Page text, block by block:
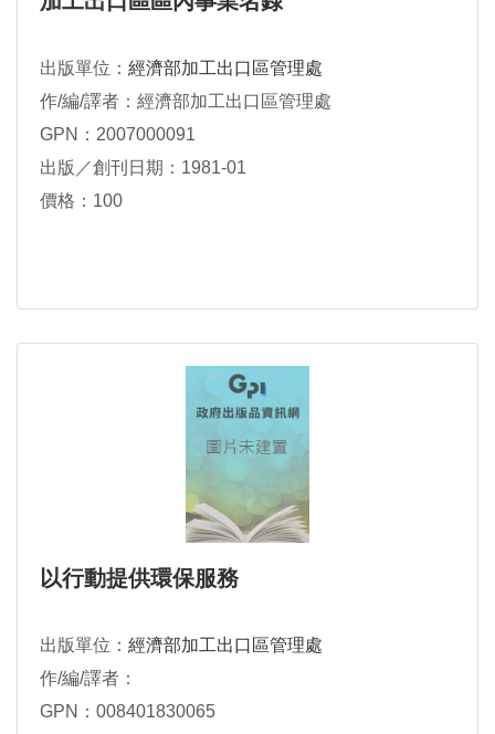
出版單位： 經濟部加工出口區管理處
作/編/譯者：經濟部加工出口區管理處
GPN：2007000091
出版／創刊日期：1981-01
價格：100
以行動提供環保服務
出版單位： 經濟部加工出口區管理處
作/編/譯者：
GPN：008401830065